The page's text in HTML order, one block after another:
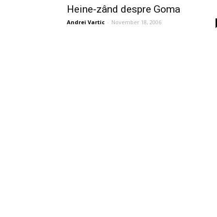
Heine-zând despre Goma
Andrei Vartic - November 18, 2006